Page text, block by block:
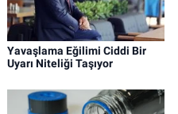
Yavaşlama Eğilimi Ciddi Bir
Uyarı Niteliği Taşıyor